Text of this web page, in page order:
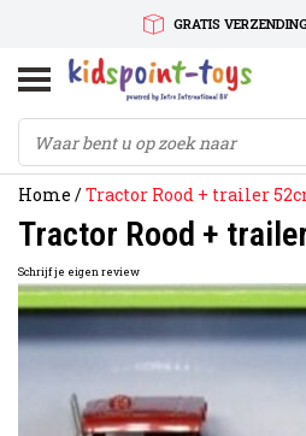
GRATIS
SNELLE
SERVICE OP
Home /Tractor Rood + trailer
Tractor Rood +
Schrijf je eigen review